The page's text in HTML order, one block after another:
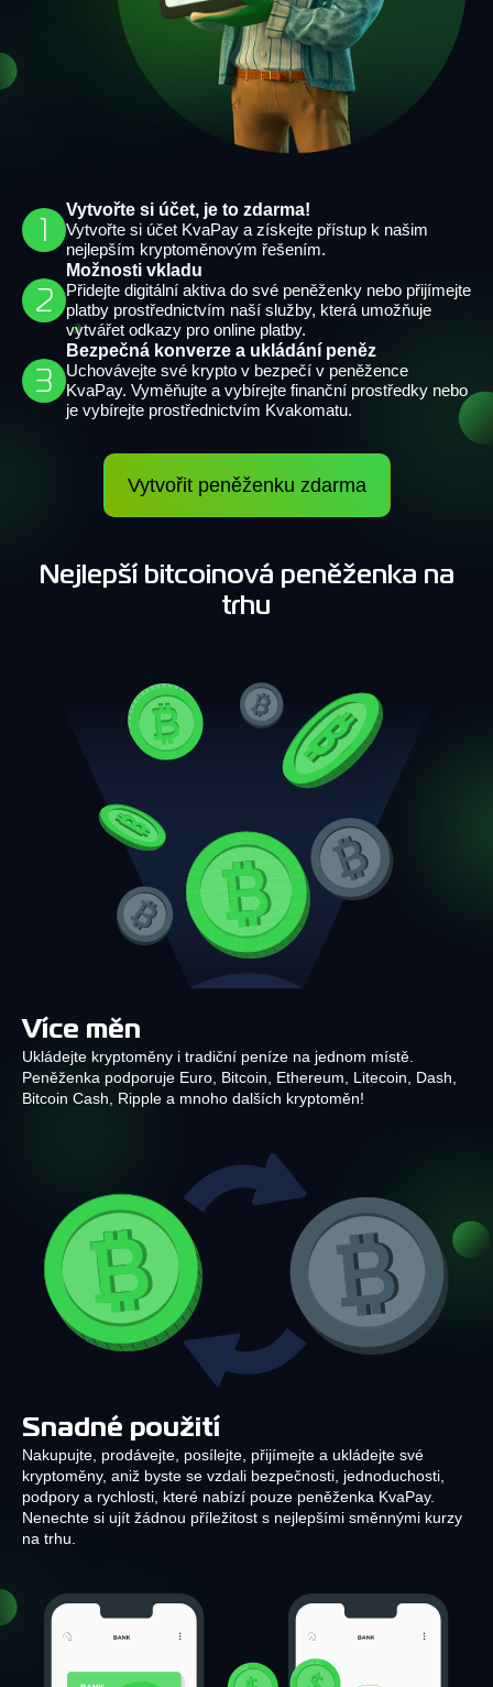
Vytvořte si účet, je to zdarma!
Vytvořte si účet KvaPay a získejte přístup k našim
nejlepším kryptoměnovým řešením.
2
Možnosti vkladu
Přidejte digitální aktiva do své peněženky nebo přijímejte
platby prostřednictvím naší služby, která umožňuje
vytvářet odkazy pro online platby.
3
Bezpečná konverze a ukládání peněz
Uchovávejte své krypto v bezpečí v peněžence
KvaPay. Vyměňujte a vybírejte finanční prostředky nebo
je vybírejte prostřednictvím Kvakomatu.
Vytvořit peněženku zdarma
Nejlepší bitcoinová peněženka na
trhu
Více měn
Ukládejte kryptoměny i tradiční peníze na jednom místě.
Peněženka podporuje Euro, Bitcoin, Ethereum, Litecoin, Dash,
Bitcoin Cash, Ripple a mnoho dalších kryptoměn!
Snadné použití
Nakupujte, prodávejte, posílejte, přijímejte a ukládejte své
kryptoměny, aniž byste se vzdali bezpečnosti, jednoduchosti,
podpory a rychlosti, které nabízí pouze peněženka KvaPay.
Nenechte si ujít žádnou příležitost s nejlepšími směnnými kurzy
na trhu.